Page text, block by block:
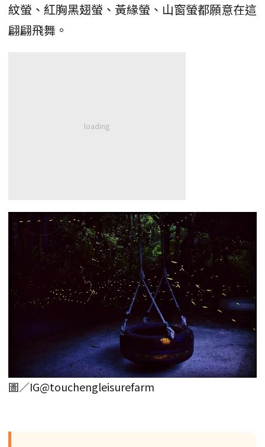
紋螢、紅胸黑翅螢、黃緣螢、山窗螢都願意在這
翩翩飛舞。
圖／IG@touchengleisurefarm